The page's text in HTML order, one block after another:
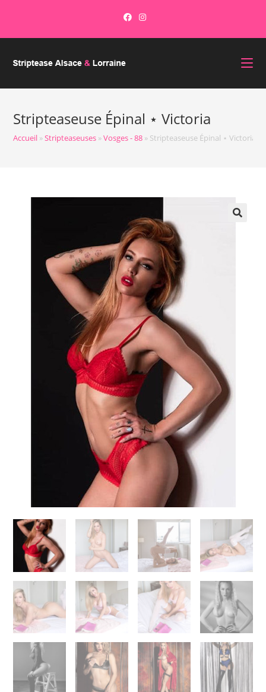
Stripteaseuse Épinal ⋆ Victoria
Accueil »Stripteaseuses »Vosges - 88 » Stripteaseuse Épinal ⋆ Victoria